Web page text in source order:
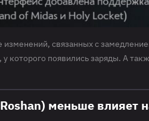
изменений, связанных с
у которого появились заряды. А
меньше влияет